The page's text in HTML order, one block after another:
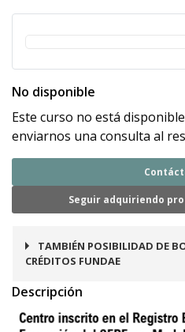
No disponible
Este curso no está
enviarnos una consulta al
Seguir adquiriendo
TAMBIÉN POSIBILIDAD DE
CRÉDITOS FUNDAE
Descripción